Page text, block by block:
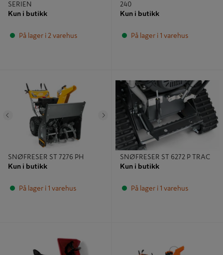
SERIEN
Kun i butikk
På lager i 2 varehus
240
Kun i butikk
På lager i 1 varehus
Tidligere Neste
SNØFRESER ST 7276 PH
Kun i butikk
På lager i 1 varehus
SNØFRESER ST 6272 P TRAC
Kun i butikk
På lager i 1 varehus
SNØFRESERE SORT